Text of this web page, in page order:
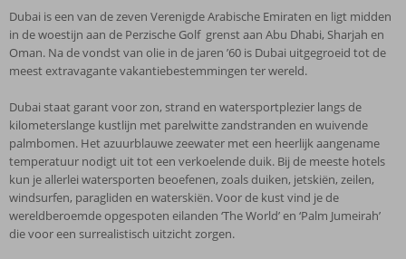
Goed voorbereid naar Dubai
Hieronder vind je nog wat handige informatie om goed voorbereid
op vakantie te gaan!
Dubai is een stad met een rijke en diverse cultuur. De stad is gelegen
in de Verenigde Arabische Emiraten, een land met een lange
geschiedenis en een sterk verbondenheid met de Islam. De Islam
beïnvloedt veel aspecten van het dagelijks leven in Dubai, zoals de
manier waarop mensen kleden, eten en bidden.
Daarnaast is Dubai ook een belangrijke handelsstad, wat heeft geleid
tot een diverse bevolking met mensen uit alle hoeken van de
wereld. Dit heeft geleid tot culturele invloeden uit verschillende
delen van de wereld.
Feestdagen
Dubai volgt de traditionele feestdagen van de Koran. De volgende
belangrijke feestdagen worden ieder jaar gevierd. De data voor 2025
Dubai is een van de zeven Verenigde Arabische Emiraten en ligt midden
in de woestijn aan de Perzische Golf grenst aan Abu Dhabi, Sharjah en
Oman. Na de vondst van olie in de jaren ’60 is Dubai uitgegroeid tot de
meest extravagante vakantiebestemmingen ter wereld.
Dubai staat garant voor zon, strand en watersportplezier langs de
kilometerslange kustlijn met parelwitte zandstranden en wuivende
palmbomen. Het azuurblauwe zeewater met een heerlijk aangename
temperatuur nodigt uit tot een verkoelende duik. Bij de meeste hotels
kun je allerlei watersporten beoefenen, zoals duiken, jetskiën, zeilen,
windsurfen, paragliden en waterskiën. Voor de kust vind je de
wereldberoemde opgespoten eilanden ‘The World’ en ‘Palm Jumeirah’
die voor een surrealistisch uitzicht zorgen.